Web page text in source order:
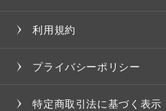
利用規約
プライバシーポリシー
特定商取引法に基づく表示